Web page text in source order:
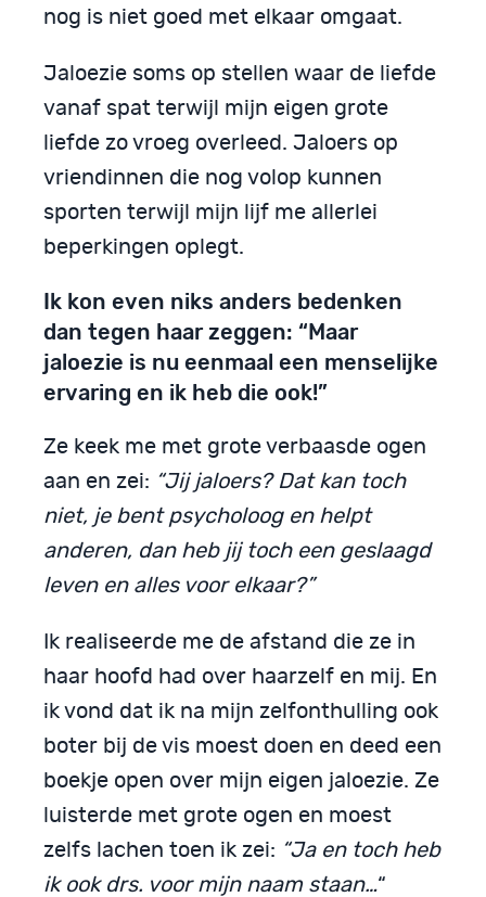
nog is niet goed met elkaar omgaat.
Jaloezie soms op stellen waar de liefde
vanaf spat terwijl mijn eigen grote
liefde zo vroeg overleed. Jaloers op
vriendinnen die nog volop kunnen
sporten terwijl mijn lijf me allerlei
beperkingen oplegt.
Ik kon even niks anders bedenken
dan tegen haar zeggen: “Maar
jaloezie is nu eenmaal een menselijke
ervaring en ik heb die ook!”
Ze keek me met grote verbaasde ogen
aan en zei: “Jij jaloers? Dat kan toch
niet, je bent psycholoog en helpt
anderen, dan heb jij toch een geslaagd
leven en alles voor elkaar?”
Ik realiseerde me de afstand die ze in
haar hoofd had over haarzelf en mij. En
ik vond dat ik na mijn zelfonthulling ook
boter bij de vis moest doen en deed een
boekje open over mijn eigen jaloezie. Ze
luisterde met grote ogen en moest
zelfs lachen toen ik zei: “Ja en toch heb
ik ook drs. voor mijn naam staan…“